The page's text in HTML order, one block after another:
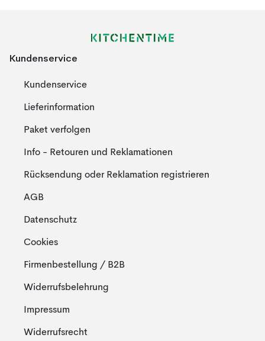
Kundenservice
Kundenservice
Lieferinformation
Paket verfolgen
Info - Retouren und Reklamationen
Rücksendung oder Reklamation registrieren
AGB
Datenschutz
Cookies
Firmenbestellung / B2B
Widerrufsbelehrung
Impressum
Widerrufsrecht